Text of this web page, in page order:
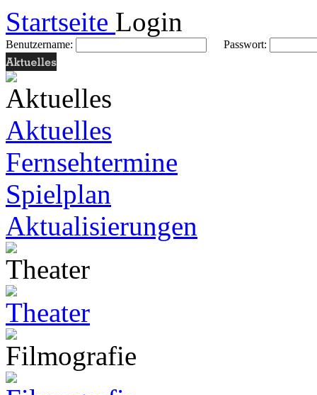
Startseite Login
Benutzername: Passwort:
Aktuelles
Fernsehtermine
Spielplan
Aktualisierungen